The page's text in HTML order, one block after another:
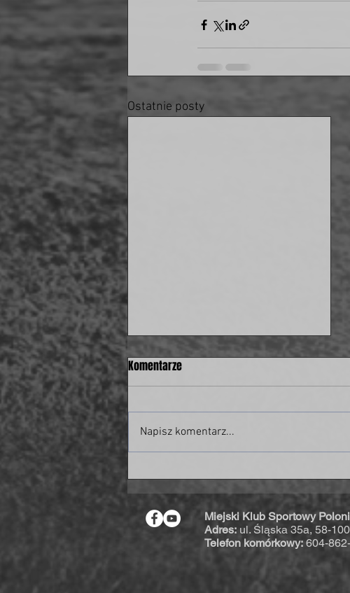
Ostatnie posty
Były piłkarz świdnickiej Polonii w
piłkarskiej kadrze Polski!
Komentarze
Napisz komentarz...
Miejski Klub Sportowy
Adres: ul. Śląska 35a, 58-
Telefon komórkowy: 604-